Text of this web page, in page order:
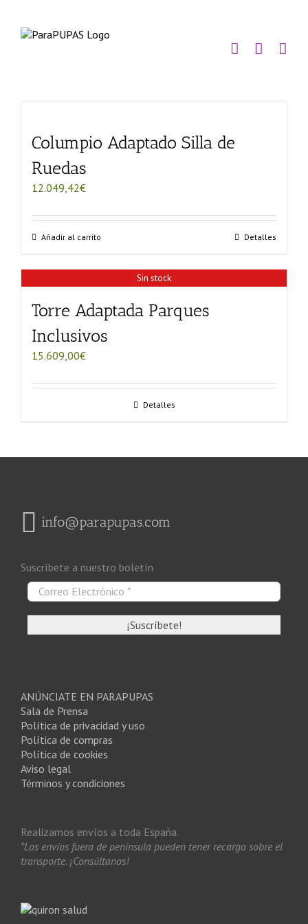
contenido
Columpio Adaptado Silla de
Ruedas
12.049,42€
Añadir al carrito Detalles
Sin stock
Torre Adaptada Parques
Inclusivos
15.609,00€
Detalles
info@parapupas.com
Suscríbete a nuestro boletín
ANÚNCIATE EN PARAPUPAS
Sala de Prensa
Política de privacidad y uso
Política de compras
Política de cookies
Aviso legal
Términos y condiciones
Realizamos envíos a toda España.
*Los envíos fuera de península pueden tener recargo sobre el
transporte. ¡Consúltanos!